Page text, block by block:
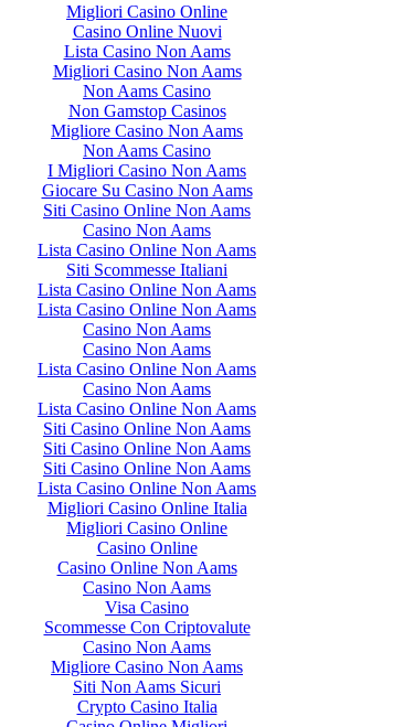
Migliori Casino Online
Casino Online Nuovi
Lista Casino Non Aams
Migliori Casino Non Aams
Non Aams Casino
Non Gamstop Casinos
Migliore Casino Non Aams
Non Aams Casino
I Migliori Casino Non Aams
Giocare Su Casino Non Aams
Siti Casino Online Non Aams
Casino Non Aams
Lista Casino Online Non Aams
Siti Scommesse Italiani
Lista Casino Online Non Aams
Lista Casino Online Non Aams
Casino Non Aams
Casino Non Aams
Lista Casino Online Non Aams
Casino Non Aams
Lista Casino Online Non Aams
Siti Casino Online Non Aams
Siti Casino Online Non Aams
Siti Casino Online Non Aams
Lista Casino Online Non Aams
Migliori Casino Online Italia
Migliori Casino Online
Casino Online
Casino Online Non Aams
Casino Non Aams
Visa Casino
Scommesse Con Criptovalute
Casino Non Aams
Migliore Casino Non Aams
Siti Non Aams Sicuri
Crypto Casino Italia